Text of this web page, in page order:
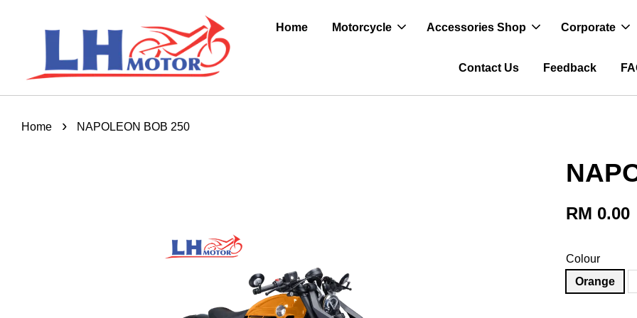
Home Motorcycle Accessories Shop Corporate
Contact Us Feedback
Home › NAPOLEON BOB 250
RM 0.00
Colour
Orange